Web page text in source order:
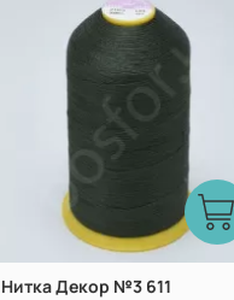
100% CF nylon
Нитка Декор №3 611